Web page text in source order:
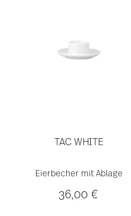
TAC WHITE
Eierbecher mit Ablage
36,00 €